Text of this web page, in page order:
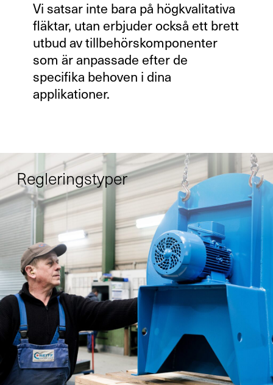
DE EN SV
Vi satsar inte bara på högkvalitativa
fläktar, utan erbjuder också ett brett
utbud av tillbehörskomponenter
som är anpassade efter de
specifika behoven i dina
applikationer.
Regleringstyper